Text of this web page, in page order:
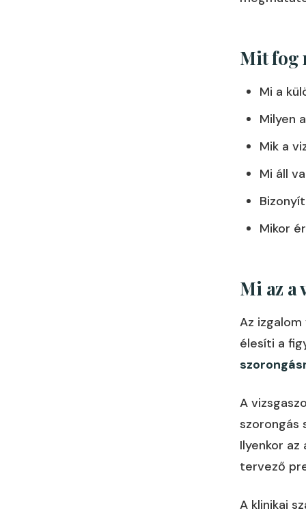
Mit fog
Mi a
Milyen
Mik a
Mi áll
Mikor
Mi az a
Az
élesíti a
A
szorongás
Ilyenkor
tervező
A klinikai